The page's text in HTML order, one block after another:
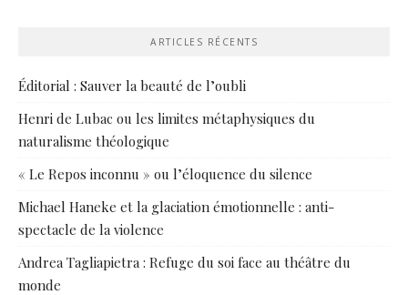
ARTICLES RÉCENTS
Éditorial : Sauver la beauté de l’oubli
Henri de Lubac ou les limites métaphysiques du
naturalisme théologique
« Le Repos inconnu » ou l’éloquence du silence
Michael Haneke et la glaciation émotionnelle : anti-
spectacle de la violence
Andrea Tagliapietra : Refuge du soi face au théâtre du
monde